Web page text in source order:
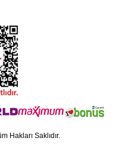
Hakları Saklıdır.